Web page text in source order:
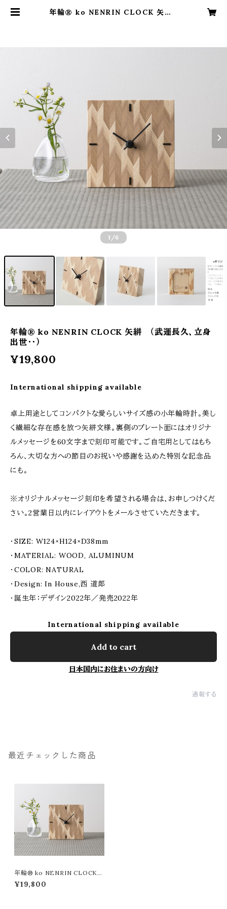
年輪® ko NENRIN CLOCK 矢絣
1 /6
年輪® ko NENRIN CLOCK 矢絣 （武運長久、立身
出世・・）
¥19,800
International shipping available
卓上用途としてコンパクトな愛らしいサイズ感の小年輪時計。美し
く繊細な存在感を放つ矢絣文様。裏側のプレート面にはオリジナ
ルメッセージを60文字まで刻印可能です。ご自宅用としてはもち
ろん、大切な方への節目のお祝いや感謝を込めた特別な記念品
にも。
※オリジナルメッセージ刻印を希望される場合は、お申しつけくだ
さい。2営業日以内にレイアウトをメールさせていただきます。
・SIZE: W124×H124×D38mm
・MATERIAL: WOOD, ALUMINUM
・COLOR: NATURAL
・Design: In House,西 道郎
・誕生年：デザイン2022年／発売2022年
International shipping available
Add to cart
日本国内にお住まいの方向け
通報する
最近チェックした商品
年輪® ko NENRIN CLOCK
矢絣 （武運長久、立身出世・・）
¥19,800